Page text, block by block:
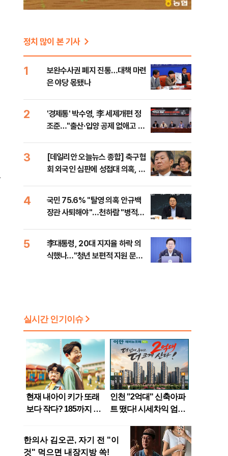
정치 많이 본 기사
1
보완수사권 폐지 진통…대책 마련
은 야당 몫됐나
2
'경제통' 박수영, 李 세제개편 정
조준…"출산·입양 공제 없애고 세
3
[데일리안 오늘뉴스 종합] 축구협
회 외국인 심판에 성접대 의혹, 李
이닉스 프리마켓 시초가 논란 재
점화, 김민석 "과반 승리 가능성
99%" 등
4
국민 75.6% "탈영 의혹 안규백
장관 사퇴해야"…천하람 "병적기
5
李대통령, 20대 지지율 하락 의
식했나…"청년 보편적 지원 문턱